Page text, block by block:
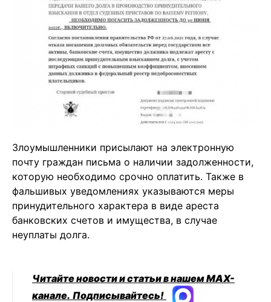
Злоумышленники присылают на электронную
почту граждан письма о наличии задолженности,
которую необходимо срочно оплатить. Также в
фальшивых уведомлениях указываются меры
принудительного характера в виде ареста
банковских счетов и имущества, в случае
неуплаты долга.
Читайте новости и статьи в нашем MAX-
канале. Подписывайтесь!